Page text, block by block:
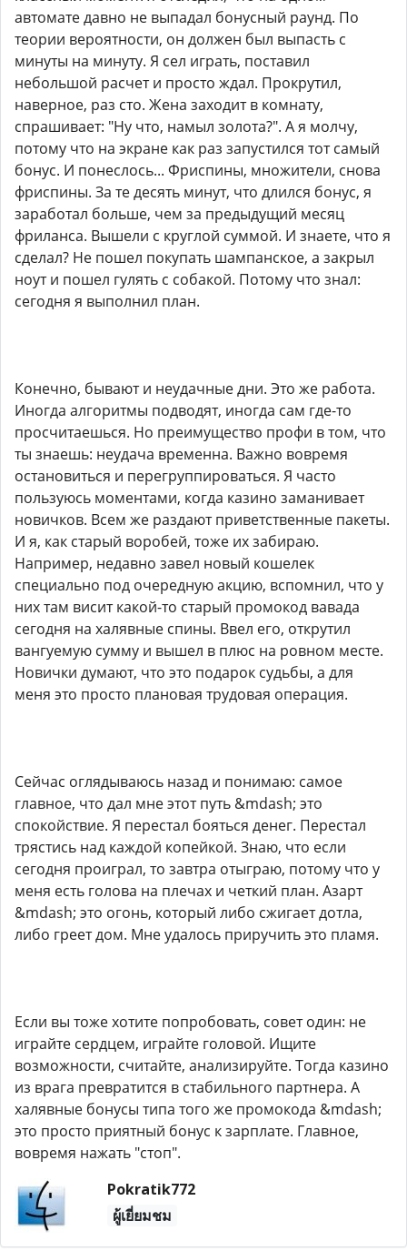
автомате давно не выпадал бонусный раунд. По
теории вероятности, он должен был выпасть с
минуты на минуту. Я сел играть, поставил
небольшой расчет и просто ждал. Прокрутил,
наверное, раз сто. Жена заходит в комнату,
спрашивает: "Ну что, намыл золота?". А я молчу,
потому что на экране как раз запустился тот самый
бонус. И понеслось... Фриспины, множители, снова
фриспины. За те десять минут, что длился бонус, я
заработал больше, чем за предыдущий месяц
фриланса. Вышели с круглой суммой. И знаете, что я
сделал? Не пошел покупать шампанское, а закрыл
ноут и пошел гулять с собакой. Потому что знал:
сегодня я выполнил план.
Конечно, бывают и неудачные дни. Это же работа.
Иногда алгоритмы подводят, иногда сам где-то
просчитаешься. Но преимущество профи в том, что
ты знаешь: неудача временна. Важно вовремя
остановиться и перегруппироваться. Я часто
пользуюсь моментами, когда казино заманивает
новичков. Всем же раздают приветственные пакеты.
И я, как старый воробей, тоже их забираю.
Например, недавно завел новый кошелек
специально под очередную акцию, вспомнил, что у
них там висит какой-то старый промокод вавада
сегодня на халявные спины. Ввел его, открутил
вангуемую сумму и вышел в плюс на ровном месте.
Новички думают, что это подарок судьбы, а для
меня это просто плановая трудовая операция.
Сейчас оглядываюсь назад и понимаю: самое
главное, что дал мне этот путь &mdash; это
спокойствие. Я перестал бояться денег. Перестал
трястись над каждой копейкой. Знаю, что если
сегодня проиграл, то завтра отыграю, потому что у
меня есть голова на плечах и четкий план. Азарт
&mdash; это огонь, который либо сжигает дотла,
либо греет дом. Мне удалось приручить это пламя.
Если вы тоже хотите попробовать, совет один: не
играйте сердцем, играйте головой. Ищите
возможности, считайте, анализируйте. Тогда казино
из врага превратится в стабильного партнера. А
халявные бонусы типа того же промокода &mdash;
это просто приятный бонус к зарплате. Главное,
вовремя нажать "стоп".
Pokratik772
ผู้เยี่ยมชม